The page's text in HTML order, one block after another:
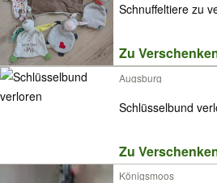
Schnuffeltiere zu
Zu
Augsburg
Schlüsselbund
Zu
Königsmoos